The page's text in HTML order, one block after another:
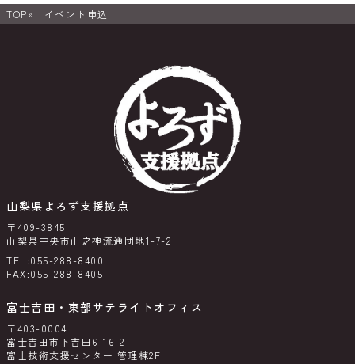
TOP イベント申込
山梨県よろず支援拠点
〒409-3845
山梨県中央市山之神流通団地1-7-2
TEL:055-288-8400
FAX:055-288-8405
富士吉田・東部サテライトオフィス
〒403-0004
富士吉田市下吉田6-16-2
富士技術支援センター 管理棟2F